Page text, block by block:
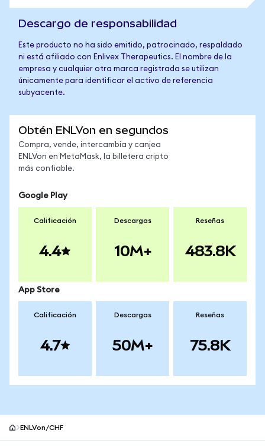
Descargo de responsabilidad
Este producto no ha sido emitido, patrocinado, respaldado
ni está afiliado con Enlivex Therapeutics. El nombre de la
empresa y cualquier otra marca registrada se utilizan
únicamente para identificar el activo de referencia
subyacente.
Obtén ENLVon en segundos
Compra, vende, intercambia y canjea
ENLVon en MetaMask, la billetera cripto
más confiable.
Google Play
Calificación
4.4
Descargas
10M+
Reseñas
483.8K
App Store
Calificación
4.7
Descargas
50M+
Reseñas
75.8K
ENLVon/CHF